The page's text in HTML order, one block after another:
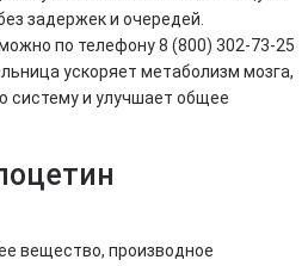
задержек и очередей.
по телефону 8 (800) 302-73-25
ускоряет метаболизм мозга,
систему и улучшает общее
вещество, производное